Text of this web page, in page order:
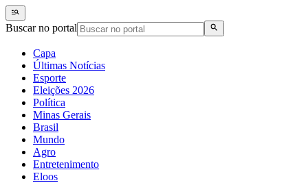
Buscar no portal
Capa
Últimas Notícias
Esporte
Eleições 2026
Política
Minas Gerais
Brasil
Mundo
Agro
Entretenimento
Eloos